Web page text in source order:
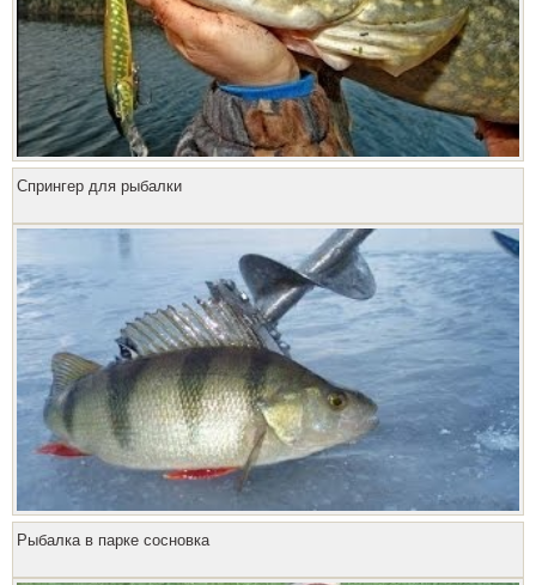
Спрингер для рыбалки
Рыбалка в парке сосновка